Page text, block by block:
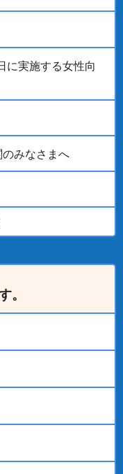
に実施する女性向
みなさまへ
。